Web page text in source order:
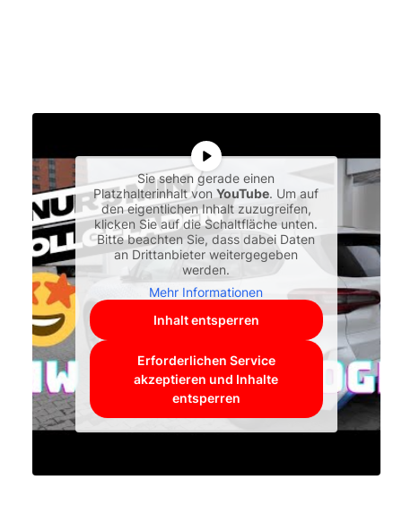
Sie sehen gerade einen
Platzhalterinhalt vonYouTube. Um auf
den eigentlichen Inhalt zuzugreifen,
klicken Sie auf die Schaltfläche unten.
Bitte beachten Sie, dass dabei Daten
an Drittanbieter weitergegeben
werden.
Mehr Informationen
Inhalt entsperren
Erforderlichen Service
akzeptieren und Inhalte
entsperren